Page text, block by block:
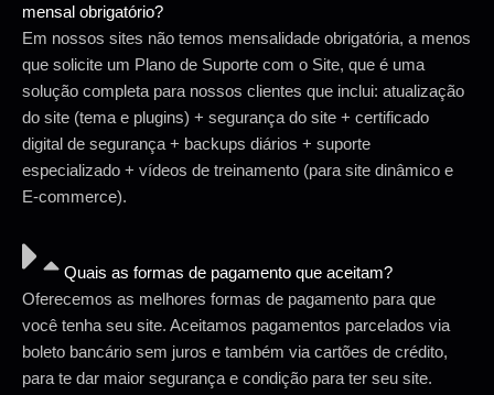
mensal obrigatório?
Em nossos sites não temos mensalidade obrigatória, a menos
que solicite um Plano de Suporte com o Site, que é uma
solução completa para nossos clientes que inclui: atualização
do site (tema e plugins) + segurança do site + certificado
digital de segurança + backups diários + suporte
especializado + vídeos de treinamento (para site dinâmico e
E-commerce).
Quais as formas de pagamento que aceitam?
Oferecemos as melhores formas de pagamento para que
você tenha seu site. Aceitamos pagamentos parcelados via
boleto bancário sem juros e também via cartões de crédito,
para te dar maior segurança e condição para ter seu site.